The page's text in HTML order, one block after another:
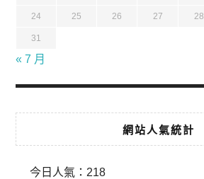
24 25 26 27 28
31
« 7 月
網站人氣統計
今日人氣： 218